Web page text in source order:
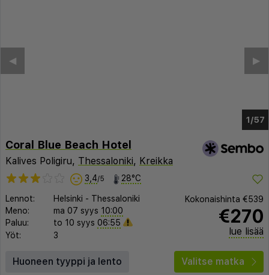
1/52
▶︎
◀︎
Coral Blue Beach Hotel
Kalives Poligiru, Thessaloniki, Kreikka
3,4/5 28°C
Lennot: Helsinki - Thessaloniki
Meno:
ma 07 syys 10:00
Paluu:
to 10 syys 06:55
Yöt:
3
Kokonaishinta €539
€270
lue lisää
Huoneen tyyppi ja lento Valitse matka